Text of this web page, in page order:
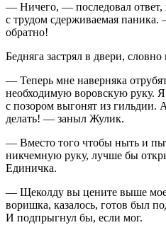
— Ничего, — последовал ответ,
с трудом сдерживаемая
обратно!
Бедняга застрял в двери,
— Теперь мне наверняка
необходимую воровскую руку. Я
с позором выгонят из гильдии.
делать! — заныл Жулик.
— Вместо того чтобы ныть и
никчемную руку, лучше бы
Единичка.
— Щеколду вы цените выше
воришка, казалось, готов был
И подпрыгнул бы, если мог.